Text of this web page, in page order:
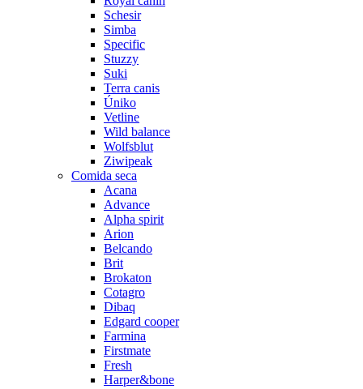
Schesir
Simba
Specific
Stuzzy
Suki
Terra canis
Úniko
Vetline
Wild balance
Wolfsblut
Ziwipeak
Comida seca
Acana
Advance
Alpha spirit
Arion
Belcando
Brit
Brokaton
Cotagro
Dibaq
Edgard cooper
Farmina
Firstmate
Fresh
Harper&bone